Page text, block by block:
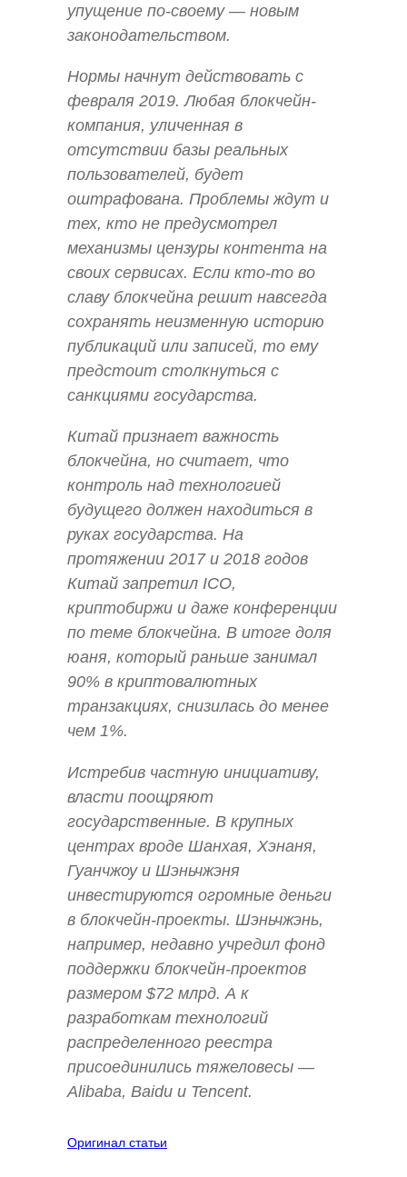
упущение по-своему — новым
законодательством.
Нормы начнут действовать с
февраля 2019. Любая блокчейн-
компания, уличенная в
отсутствии базы реальных
пользователей, будет
оштрафована. Проблемы ждут и
тех, кто не предусмотрел
механизмы цензуры контента на
своих сервисах. Если кто-то во
славу блокчейна решит навсегда
сохранять неизменную историю
публикаций или записей, то ему
предстоит столкнуться с
санкциями государства.
Китай признает важность
блокчейна, но считает, что
контроль над технологией
будущего должен находиться в
руках государства. На
протяжении 2017 и 2018 годов
Китай запретил ICO,
криптобиржи и даже конференции
по теме блокчейна. В итоге доля
юаня, который раньше занимал
90% в криптовалютных
транзакциях, снизилась до менее
чем 1%.
Истребив частную инициативу,
власти поощряют
государственные. В крупных
центрах вроде Шанхая, Хэнаня,
Гуанчжоу и Шэньчжэня
инвестируются огромные деньги
в блокчейн-проекты. Шэньчжэнь,
например, недавно учредил фонд
поддержки блокчейн-проектов
размером $72 млрд. А к
разработкам технологий
распределенного реестра
присоединились тяжеловесы —
Alibaba, Baidu и Tencent.
Оригинал статьи